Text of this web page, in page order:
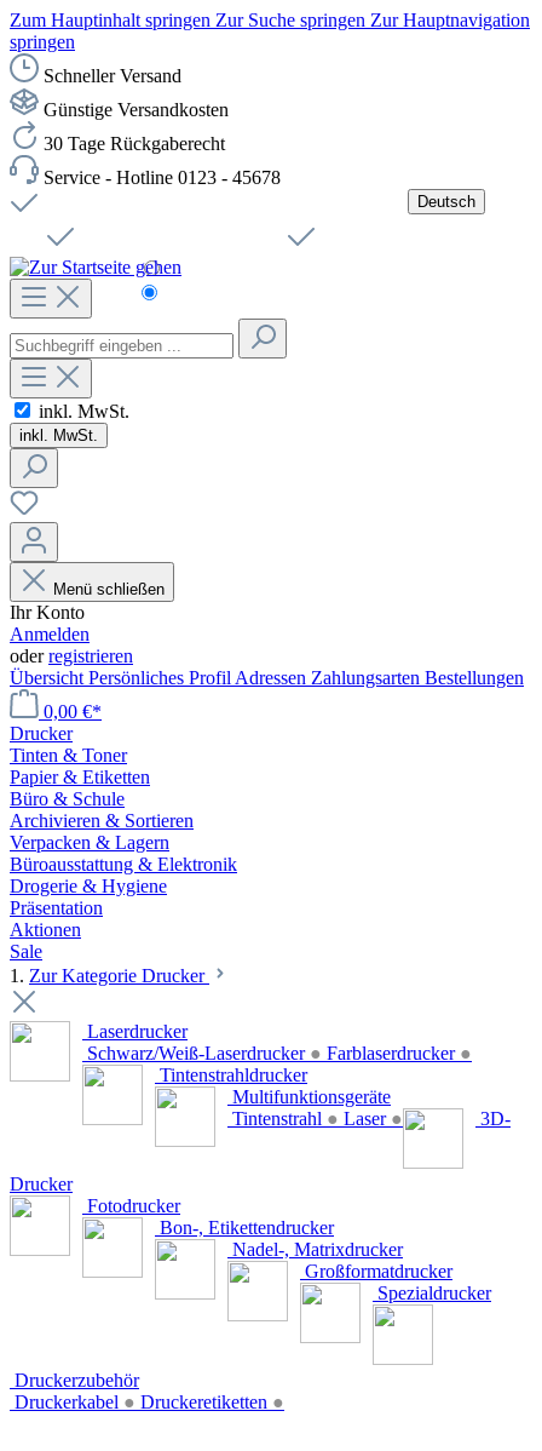
Zum Hauptinhalt springen Zur Suche springen Zur Hauptnavigation
springen
Schneller Versand
Günstige Versandkosten
30 Tage Rückgaberecht
Service - Hotline 0123 - 45678
Deutsch
Čeština
inkl. MwSt.
inkl. MwSt.
Menü schließen
Ihr Konto
Anmelden
oderregistrieren
Übersicht Persönliches Profil Adressen Zahlungsarten Bestellungen
0,00 €*
Drucker
Tinten & Toner
Papier & Etiketten
Büro & Schule
Archivieren & Sortieren
Verpacken & Lagern
Büroausstattung & Elektronik
Drogerie & Hygiene
Präsentation
Aktionen
Sale
1. Zur Kategorie Drucker
Laserdrucker
Schwarz/Weiß-Laserdrucker ● Farblaserdrucker ●
Tintenstrahldrucker
Multifunktionsgeräte
Tintenstrahl ● Laser ● 3D-
Drucker
Fotodrucker
Bon-, Etikettendrucker
Nadel-, Matrixdrucker
Großformatdrucker
Spezialdrucker
Druckerzubehör
Druckerkabel ● Druckeretiketten ●